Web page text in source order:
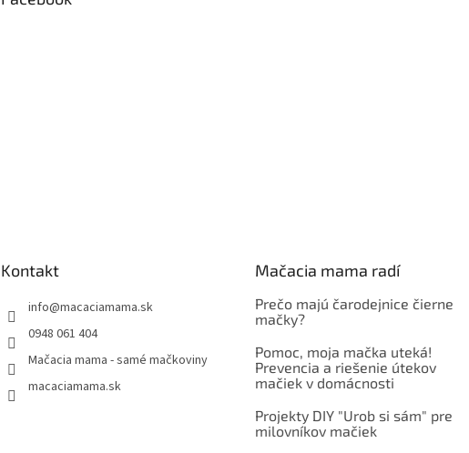
Kontakt
info@macaciamama.sk
0948 061 404
Mačacia mama - samé mačkoviny
macaciamama.sk
Mačacia mama radí
Prečo majú čarodejnice čierne
mačky?
Pomoc, moja mačka uteká!
Prevencia a riešenie útekov
mačiek v domácnosti
Projekty DIY "Urob si sám" pre
milovníkov mačiek